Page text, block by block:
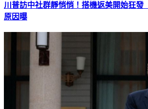
川普訪中社群靜悄悄！搭機返美開始狂發
原因曝